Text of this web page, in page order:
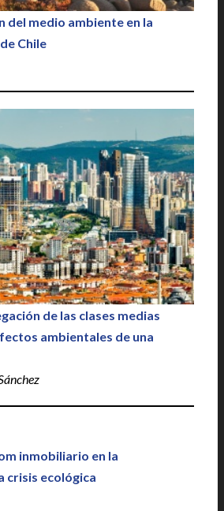
del medio ambiente en la
Chile
de las clases medias
ambientales de una
inmobiliario en la
crisis ecológica